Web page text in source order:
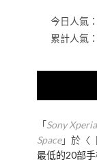
今日人氣：
累計人氣：
「Sony
Space」於〈
最低的20部